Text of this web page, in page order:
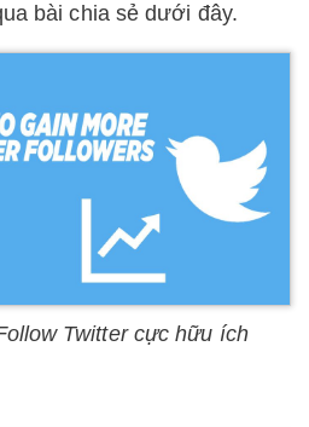
bài chia sẻ dưới đây.
Twitter cực hữu ích